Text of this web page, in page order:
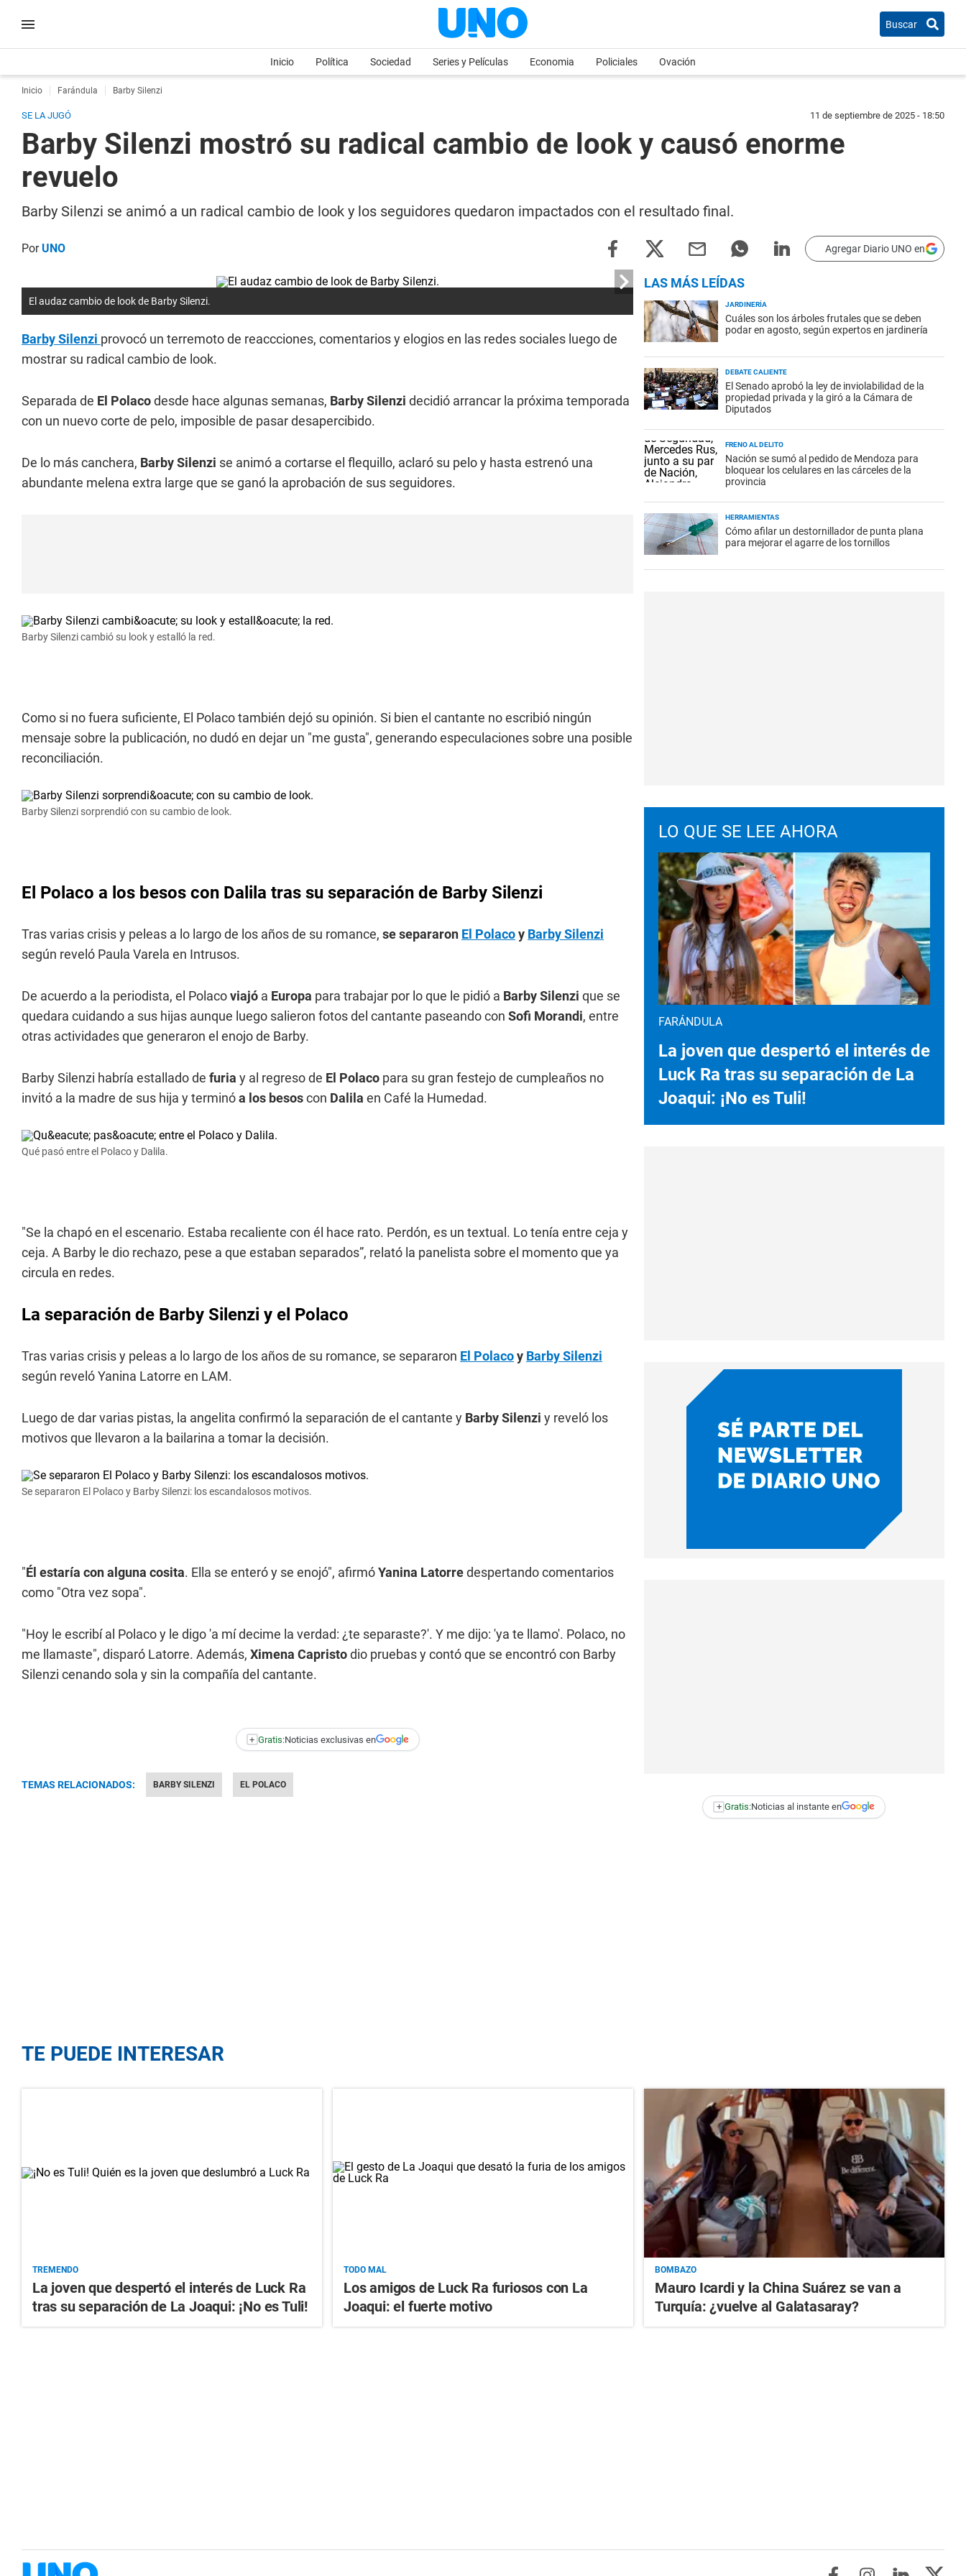
Buscar
Inicio Política Sociedad Series y Películas Economia Policiales Ovación
Inicio Farándula Barby Silenzi
SE LA JUGÓ 11 de septiembre de 2025 - 18:50
Barby Silenzi mostró su radical cambio de look y causó enorme
revuelo
Barby Silenzi se animó a un radical cambio de look y los seguidores quedaron impactados con el resultado final.
PorUNO Agregar Diario UNO en
El audaz cambio de look de Barby Silenzi.
Barby Silenzi provocó un terremoto de reaccciones, comentarios y elogios en las redes sociales luego de
mostrar su radical cambio de look.
Separada de El Polacodesde hace algunas semanas, Barby Silenzi decidió arrancar la próxima temporada
con un nuevo corte de pelo, imposible de pasar desapercibido.
De lo más canchera, Barby Silenzi se animó a cortarse el flequillo, aclaró su pelo y hasta estrenó una
abundante melena extra large que se ganó la aprobación de sus seguidores.
Barby Silenzi cambió su look y estalló la red.
Como si no fuera suficiente, El Polaco también dejó su opinión. Si bien el cantante no escribió ningún
mensaje sobre la publicación, no dudó en dejar un "me gusta", generando especulaciones sobre una posible
reconciliación.
Barby Silenzi sorprendió con su cambio de look.
El Polaco a los besos con Dalila tras su separación de Barby Silenzi
Tras varias crisis y peleas a lo largo de los años de su romance, se separaron El Polacoy Barby Silenzi
según reveló Paula Varela en Intrusos.
De acuerdo a la periodista, el Polacoviajó a Europa para trabajar por lo que le pidió a Barby Silenzi que se
quedara cuidando a sus hijas aunque luego salieron fotos del cantante paseando con Sofi Morandi, entre
otras actividades que generaron el enojo de Barby.
Barby Silenzi habría estallado de furia y al regreso de El Polaco para su gran festejo de cumpleaños no
invitó a la madre de sus hija y terminóa los besoscon Dalila en Café la Humedad.
Qué pasó entre el Polaco y Dalila.
"Se la chapó en el escenario. Estaba recaliente con él hace rato. Perdón, es un textual. Lo tenía entre ceja y
ceja. A Barby le dio rechazo, pese a que estaban separados”, relató la panelista sobre el momento que ya
circula en redes.
La separación de Barby Silenzi y el Polaco
Tras varias crisis y peleas a lo largo de los años de su romance, se separaron El Polacoy Barby Silenzi
según reveló Yanina Latorre en LAM.
Luego de dar varias pistas, la angelita confirmó la separación de el cantante y Barby Silenzi y reveló los
motivos que llevaron a la bailarina a tomar la decisión.
Se separaron El Polaco y Barby Silenzi: los escandalosos motivos.
"Él estaría con alguna cosita. Ella se enteró y se enojó", afirmóYanina Latorredespertando comentarios
como "Otra vez sopa".
"Hoy le escribí al Polaco y le digo 'a mí decime la verdad: ¿te separaste?'. Y me dijo: 'ya te llamo'. Polaco, no
me llamaste", disparó Latorre. Además, Ximena Capristodio pruebas y contó que se encontró con Barby
Silenzi cenando sola y sin la compañía del cantante.
+ Gratis:Noticias exclusivas en
TEMAS RELACIONADOS: BARBY SILENZI EL POLACO
LAS MÁS LEÍDAS
JARDINERÍA
Cuáles son los árboles frutales que se deben
podar en agosto, según expertos en jardinería
DEBATE CALIENTE
El Senado aprobó la ley de inviolabilidad de la
propiedad privada y la giró a la Cámara de
Diputados
FRENO AL DELITO
Nación se sumó al pedido de Mendoza para
bloquear los celulares en las cárceles de la
provincia
HERRAMIENTAS
Cómo afilar un destornillador de punta plana
para mejorar el agarre de los tornillos
LO QUE SE LEE AHORA
FARÁNDULA
La joven que despertó el interés de
Luck Ra tras su separación de La
Joaqui: ¡No es Tuli!
+ Gratis:Noticias al instante en
TE PUEDE INTERESAR
TREMENDO
La joven que despertó el interés de Luck Ra
tras su separación de La Joaqui: ¡No es Tuli!
TODO MAL
Los amigos de Luck Ra furiosos con La
Joaqui: el fuerte motivo
BOMBAZO
Mauro Icardi y la China Suárez se van a
Turquía: ¿vuelve al Galatasaray?